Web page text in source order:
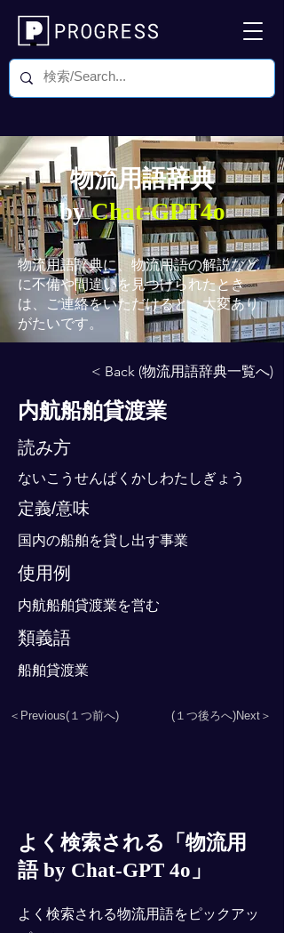
物流用語辞典
byChat-GPT4o
物流用語辞典に、物流用語の解説など
に不備や間違いを見つけられたとき
は、ご連絡をいただけると、大変あり
がたいです。
< Back (物流用語辞典一覧へ)
内航船舶貸渡業
読み方
ないこうせんぱくかしわたしぎょう
定義/意味
国内の船舶を貸し出す事業
使用例
内航船舶貸渡業を営む
類義語
船舶貸渡業
＜Previous(１つ前へ) (１つ後ろへ)Next＞
よく検索される「物流用
語 by Chat-GPT 4o」
よく検索される物流用語をピックアッ